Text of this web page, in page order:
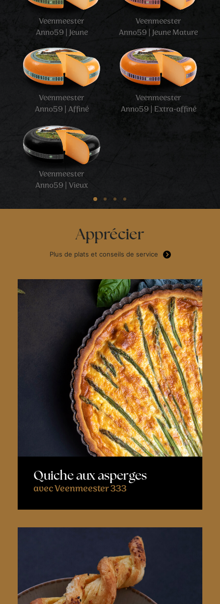
Veenmeester
Anno59 | Jeune
Veenmeester
Anno59 | Jeune Mature
Veenmeester
Anno59 | Affiné
Veenmeester
Anno59 | Extra-affiné
Veenmeester
Anno59 | Vieux
Apprécier
Plus de plats et conseils de service
Quiche aux asperges
avec Veenmeester 333